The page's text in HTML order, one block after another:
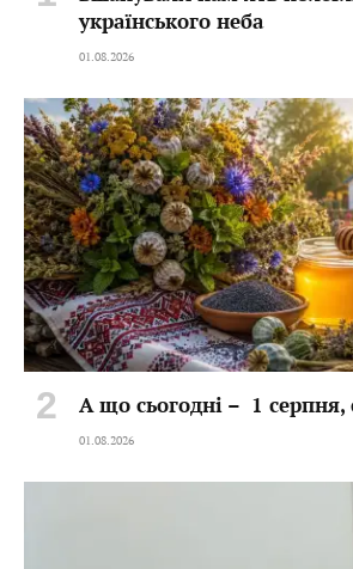
українського неба
01.08.2026
А що сьогодні – 1 серпня,
01.08.2026